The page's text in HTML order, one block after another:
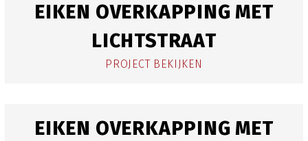
EIKEN OVERKAPPING MET
LICHTSTRAAT
PROJECT BEKIJKEN
EIKEN OVERKAPPING MET